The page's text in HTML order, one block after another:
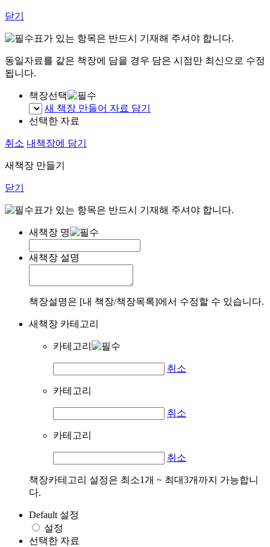
닫기
표가 있는 항목은 반드시 기재해 주셔야 합니다.
동일자료를 같은 책장에 담을 경우 담은 시점만 최신으로 수정
됩니다.
책장선택
새 책장 만들어 자료 담기
선택한 자료
취소 내책장에 담기
새책장 만들기
닫기
표가 있는 항목은 반드시 기재해 주셔야 합니다.
새책장 명
새책장 설명
책장설명은 [내 책장/책장목록]에서 수정할 수 있습니다.
새책장 카테고리
카테고리
취소
카테고리
취소
카테고리
취소
책장카테고리 설정은 최소1개 ~ 최대3개까지 가능합니
다.
Default 설정
설정
선택한 자료